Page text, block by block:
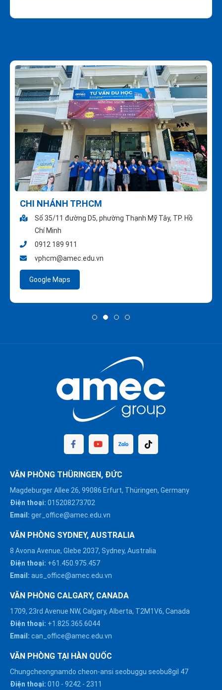
CHI NHÁNH TP.HCM
Số 35/11 đường D5, phường Thạnh Mỹ Tây, TP. Hồ
Chí Minh
0912 189 911
vphcm@amec.edu.vn
Google Maps
VĂN PHÒNG THÜRINGEN, ĐỨC
Magdeburger Allee 26, 99086 Erfurt, Thüringen, Germany
Điện thoại: 015208273702
Email: ger_office@amec.edu.vn
VĂN PHÒNG SYDNEY, AUSTRALIA
8 Avona Avenue, Glebe 2037, Sydney, Australia
Điện thoại: +61.450.975.457
Email: aus_office@amec.edu.vn
VĂN PHÒNG CALGARY, CANADA
1709, 23rd Avenue NW, Calgary, Alberta, T2M1V6, Canada
Điện thoại: +1.825.365.6044
Email: can_office@amec.edu.vn
VĂN PHÒNG TẠI HÀN QUỐC
Chungcheongnamdo cheon-ansi seobuggu seobu8gil 47
Điện thoại: 010 - 9242 - 2311
HÀ NỘI :